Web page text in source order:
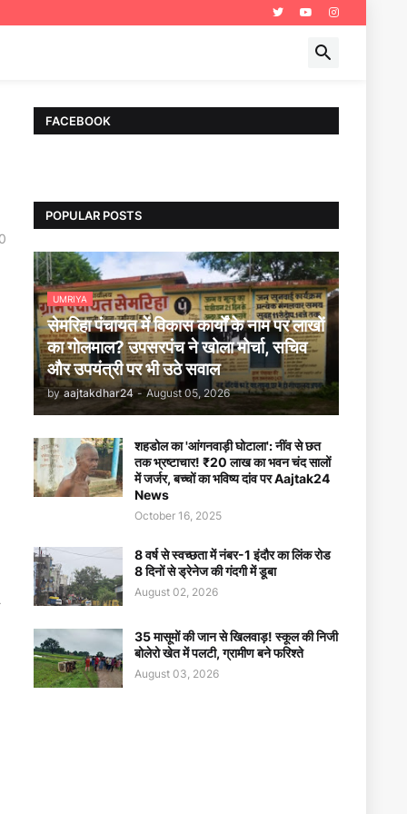
FACEBOOK
POPULAR POSTS
UMRIYA
सेमरिहा पंचायत में विकास कार्यों के नाम पर लाखों
का गोलमाल? उपसरपंच ने खोला मोर्चा, सचिव
और उपयंत्री पर भी उठे सवाल
by aajtakdhar24 - August 05, 2026
शहडोल का 'आंगनवाड़ी घोटाला': नींव से छत
तक भ्रष्टाचार! ₹20 लाख का भवन चंद सालों
में जर्जर, बच्चों का भविष्य दांव पर Aajtak24
News
October 16, 2025
8 वर्ष से स्वच्छता में नंबर-1 इंदौर का लिंक रोड
8 दिनों से ड्रेनेज की गंदगी में डूबा
August 02, 2026
35 मासूमों की जान से खिलवाड़! स्कूल की निजी
बोलेरो खेत में पलटी, ग्रामीण बने फरिश्ते
August 03, 2026